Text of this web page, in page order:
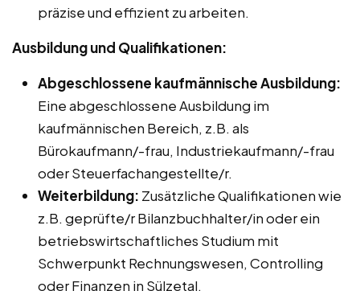
präzise und effizient zu arbeiten.
Ausbildung und Qualifikationen:
Abgeschlossene kaufmännische Ausbildung:
Eine abgeschlossene Ausbildung im
kaufmännischen Bereich, z.B. als
Bürokaufmann/-frau, Industriekaufmann/-frau
oder Steuerfachangestellte/r.
Weiterbildung: Zusätzliche Qualifikationen wie
z.B. geprüfte/r Bilanzbuchhalter/in oder ein
betriebswirtschaftliches Studium mit
Schwerpunkt Rechnungswesen, Controlling
oder Finanzen in Sülzetal.